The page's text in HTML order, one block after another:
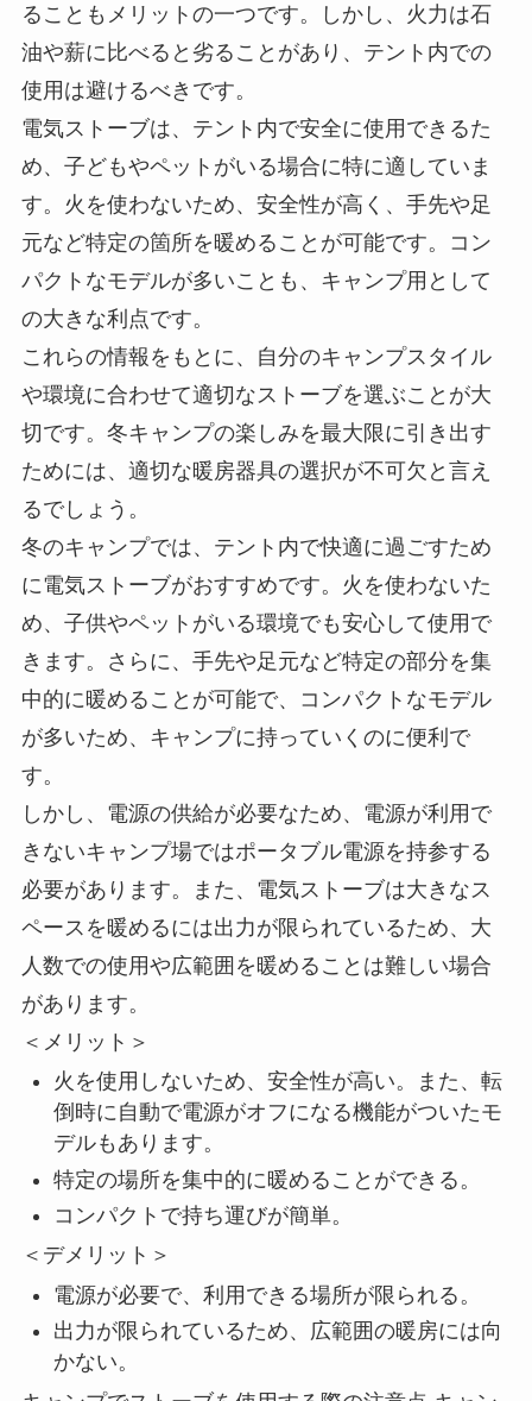
ることもメリットの一つです。しかし、火力は石
油や薪に比べると劣ることがあり、テント内での
使用は避けるべきです。
電気ストーブは、テント内で安全に使用できるた
め、子どもやペットがいる場合に特に適していま
す。火を使わないため、安全性が高く、手先や足
元など特定の箇所を暖めることが可能です。コン
パクトなモデルが多いことも、キャンプ用として
の大きな利点です。
これらの情報をもとに、自分のキャンプスタイル
や環境に合わせて適切なストーブを選ぶことが大
切です。冬キャンプの楽しみを最大限に引き出す
ためには、適切な暖房器具の選択が不可欠と言え
るでしょう。
冬のキャンプでは、テント内で快適に過ごすため
に電気ストーブがおすすめです。火を使わないた
め、子供やペットがいる環境でも安心して使用で
きます。さらに、手先や足元など特定の部分を集
中的に暖めることが可能で、コンパクトなモデル
が多いため、キャンプに持っていくのに便利で
す。
しかし、電源の供給が必要なため、電源が利用で
きないキャンプ場ではポータブル電源を持参する
必要があります。また、電気ストーブは大きなス
ペースを暖めるには出力が限られているため、大
人数での使用や広範囲を暖めることは難しい場合
があります。
＜メリット＞
火を使用しないため、安全性が高い。また、転
倒時に自動で電源がオフになる機能がついたモ
デルもあります。
特定の場所を集中的に暖めることができる。
コンパクトで持ち運びが簡単。
＜デメリット＞
電源が必要で、利用できる場所が限られる。
出力が限られているため、広範囲の暖房には向
かない。